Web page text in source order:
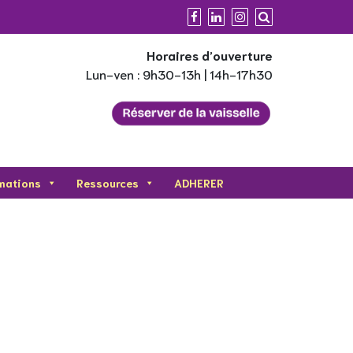
Horaires d’ouverture
Lun-ven : 9h30-13h | 14h-17h30
Ressources ADHERER